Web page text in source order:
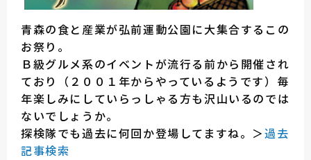
青森の食と産業が弘前運動公園に大集合するこの
お祭り。
Ｂ級グルメ系のイベントが流行る前から開催され
ており（２００１年からやっているようです）毎
年楽しみにしていらっしゃる方も沢山いるのでは
ないでしょうか。
探検隊でも過去に何回か登場してますね。＞過去
記事検索